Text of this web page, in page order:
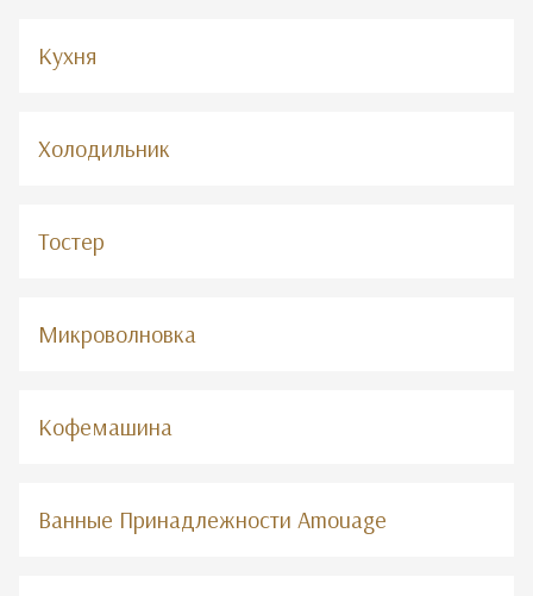
Кухня
Холодильник
Тостер
Микроволновка
Кофемашина
Ванные Принадлежности Amouage